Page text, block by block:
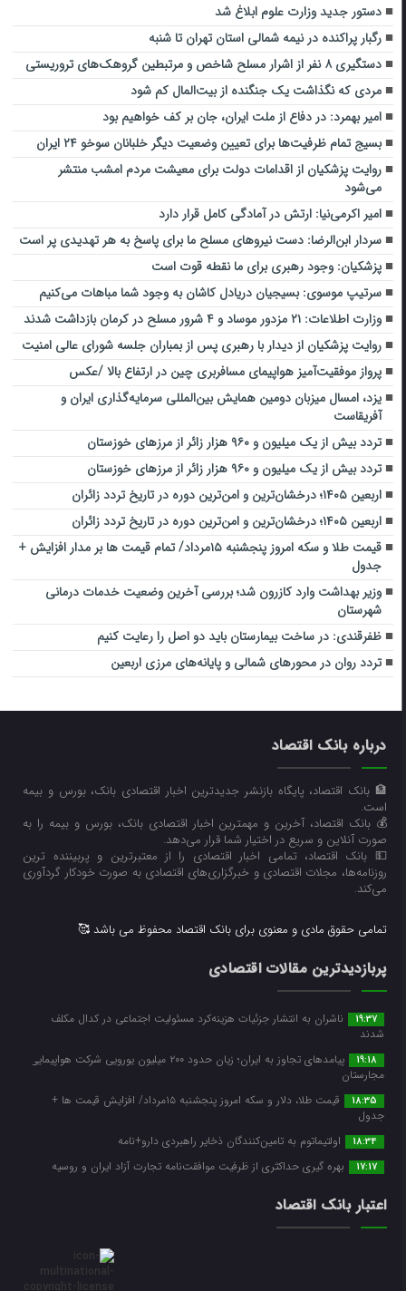
دستور جدید وزارت علوم ابلاغ شد
رگبار پراکنده در نیمه شمالی استان تهران تا شنبه
دستگیری ۸ نفر از اشرار مسلح شاخص و مرتبطین گروهک‌های تروریستی
مردی که نگذاشت یک جنگنده از بیت‌المال کم شود
امیر بهمرد: در دفاع از ملت ایران، جان بر کف خواهیم بود
بسیج تمام ظرفیت‌ها برای تعیین وضعیت دیگر خلبانان سوخو ۲۴ ایران
روایت پزشکیان از اقدامات دولت برای معیشت مردم امشب منتشر
می‌شود
امیر اکرمی‌نیا: ارتش در آمادگی کامل قرار دارد
سردار ابن‌الرضا: دست نیروهای مسلح ما برای پاسخ به هر تهدیدی پر است
پزشکیان: وجود رهبری برای ما نقطه قوت است
سرتیپ موسوی: بسیجیان دریادل کاشان به وجود شما مباهات می‌کنیم
وزارت اطلاعات: ۲۱ مزدور موساد و ۴ شرور مسلح در کرمان بازداشت شدند
روایت پزشکیان از دیدار با رهبری پس از بمباران جلسه شورای عالی امنیت
پرواز موفقیت‌آمیز هواپیمای مسافربری چین در ارتفاع بالا /عکس
یزد، امسال میزبان دومین همایش بین‌المللی سرمایه‌گذاری ایران و
آفریقاست
تردد بیش از یک میلیون و ۹۶۰ هزار زائر از مرزهای خوزستان
تردد بیش از یک میلیون و ۹۶۰ هزار زائر از مرزهای خوزستان
اربعین ۱۴۰۵؛ درخشان‌ترین و امن‌ترین دوره در تاریخ تردد زائران
اربعین ۱۴۰۵؛ درخشان‌ترین و امن‌ترین دوره در تاریخ تردد زائران
قیمت طلا و سکه امروز پنجشنبه ۱۵مرداد/ تمام قیمت ها بر مدار افزایش +
جدول
وزیر بهداشت وارد کازرون شد؛ بررسی آخرین وضعیت خدمات درمانی
شهرستان
ظفرقندی: در ساخت بیمارستان باید دو اصل را رعایت کنیم
تردد روان در محورهای شمالی و پایانه‌های مرزی اربعین
درباره بانک اقتصاد
🏦 بانک اقتصاد، پایگاه بازنشر جدیدترین اخبار اقتصادی بانک، بورس و بیمه
است.
💰 بانک اقتصاد، آخرین و مهمترین اخبار اقتصادی بانک، بورس و بیمه را به
صورت آنلاین و سریع در اختیار شما قرار می‌‌دهد.
💵 بانک اقتصاد، تمامی اخبار اقتصادی را از معتبرترین و پربیننده ترین
روزنامه‌ها، مجلات اقتصادی و خبرگزاری‌های اقتصادی به صورت خودکار گردآوری
می‌کند.
تمامی حقوق مادی و معنوی برای بانک اقتصاد محفوظ می باشد 🥰
پربازدیدترین مقالات اقتصادی
19:37
ناشران به انتشار جزئیات هزینه‌کرد مسئولیت اجتماعی در کدال مکلف
شدند
19:18
پیامدهای تجاوز به ایران؛ زیان حدود ۲۰۰ میلیون یورویی شرکت هواپیمایی
مجارستان
18:35
قیمت طلا، دلار و سکه امروز پنجشنبه ۱۵مرداد/ افزایش قیمت ها +
جدول
18:34 اولتیماتوم به تامین‌کنندگان ذخایر راهبردی دارو+نامه
17:17 بهره گیری حداکثری از ظرفیت موافقت‌نامه تجارت آزاد ایران و روسیه
اعتبار بانک اقتصاد